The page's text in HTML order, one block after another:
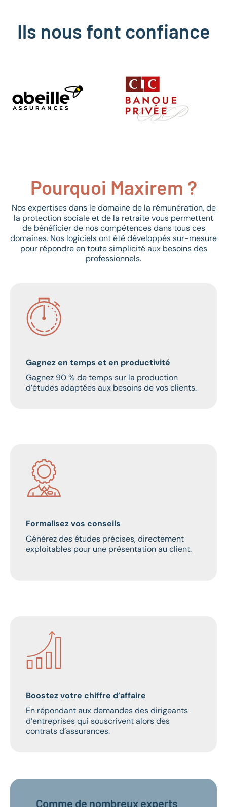
Ils nous font confiance
Pourquoi Maxirem ?
Nos expertises dans le domaine de la rémunération, de
la protection sociale et de la retraite vous permettent
de bénéficier de nos compétences dans tous ces
domaines. Nos logiciels ont été développés sur-mesure
pour répondre en toute simplicité aux besoins des
professionnels.
Gagnez en temps et en productivité
Gagnez 90 % de temps sur la production
d’études adaptées aux besoins de vos clients.
Formalisez vos conseils
Générez des études précises, directement
exploitables pour une présentation au client.
Boostez votre chiffre d’affaire
En répondant aux demandes des dirigeants
d’entreprises qui souscrivent alors des
contrats d’assurances.
Comme de nombreux experts